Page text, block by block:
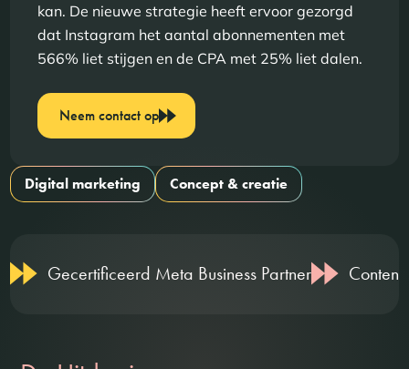
kan. De nieuwe strategie heeft ervoor gezorgd
dat Instagram het aantal abonnementen met
566% liet stijgen en de CPA met 25% liet dalen.
Neem contact op
Digital marketing Concept & creatie
Gecertificeerd Meta Business Partner